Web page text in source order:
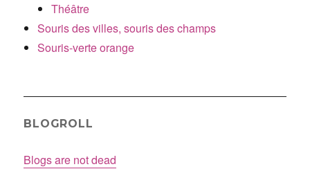
Théâtre
Souris des villes, souris des champs
Souris-verte orange
BLOGROLL
Blogs are not dead